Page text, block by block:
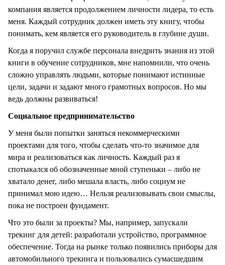
компания является продолжением личности лидера, то есть
меня. Каждый сотрудник должен иметь эту книгу, чтобы
понимать, кем является его руководитель в глубине души.
Когда я поручил службе персонала внедрить знания из этой
книги в обучение сотрудников, мне напомнили, что очень
сложно управлять людьми, которые понимают истинные
цели, задачи и задают много грамотных вопросов. Но мы
ведь должны развиваться!
Социальное предпринимательство
У меня были попытки заняться некоммерческими
проектами для того, чтобы сделать что-то значимое для
мира и реализоваться как личность. Каждый раз я
спотыкался об обозначенные мной ступеньки – либо не
хватало денег, либо мешала власть, либо социум не
принимал мою идею… Нельзя реализовывать свои смыслы,
пока не построен фундамент.
Что это были за проекты? Мы, например, запускали
трекинг для детей: разработали устройство, программное
обеспечение. Тогда на рынке только появились приборы для
автомобильного трекинга и пользовались сумасшедшим